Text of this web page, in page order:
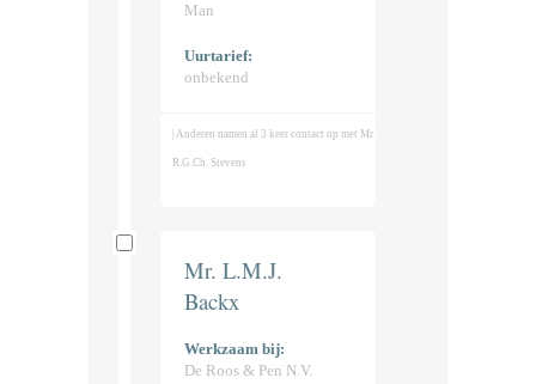
Man
Uurtarief:
onbekend
| Anderen namen al 3 keer contact op met Mr.
R.G.Ch. Stevens
Mr. L.M.J.
Backx
Werkzaam bij:
De Roos & Pen N.V.